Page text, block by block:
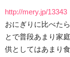
http://mery.jp/13343
おにぎりに比べた
とで普段あまり家
供としてはあまり